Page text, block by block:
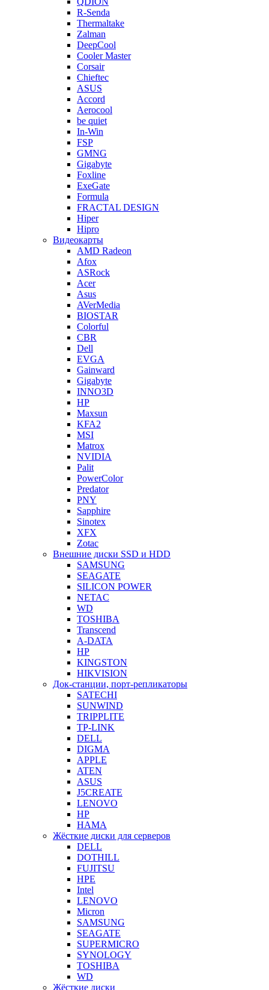
R-Senda
Thermaltake
Zalman
DeepCool
Cooler Master
Corsair
Chieftec
ASUS
Accord
Aerocool
be quiet
In-Win
FSP
GMNG
Gigabyte
Foxline
ExeGate
Formula
FRACTAL DESIGN
Hiper
Hipro
Видеокарты
AMD Radeon
Afox
ASRock
Acer
Asus
AVerMedia
BIOSTAR
Colorful
CBR
Dell
EVGA
Gainward
Gigabyte
INNO3D
HP
Maxsun
KFA2
MSI
Matrox
NVIDIA
Palit
PowerColor
Predator
PNY
Sapphire
Sinotex
XFX
Zotac
Внешние диски SSD и HDD
SAMSUNG
SEAGATE
SILICON POWER
NETAC
WD
TOSHIBA
Transcend
A-DATA
HP
KINGSTON
HIKVISION
Док-станции, порт-репликаторы
SATECHI
SUNWIND
TRIPPLITE
TP-LINK
DELL
DIGMA
APPLE
ATEN
ASUS
J5CREATE
LENOVO
HP
HAMA
Жёсткие диски для серверов
DELL
DOTHILL
FUJITSU
HPE
Intel
LENOVO
Micron
SAMSUNG
SEAGATE
SUPERMICRO
SYNOLOGY
TOSHIBA
WD
Жёсткие диски